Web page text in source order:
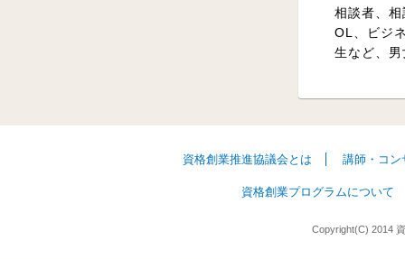
相談者、
OL、ビジ
生など、
資格創業推進協議会とは 講師・コン
資格創業プログラムについて
Copyright(C) 2014